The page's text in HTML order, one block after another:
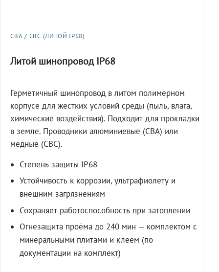
СВА / СВС (ЛИТОЙ IP68)
Литой шинопровод IP68
Герметичный шинопровод в литом полимерном
корпусе для жёстких условий среды (пыль, влага,
химические воздействия). Подходит для прокладки
в земле. Проводники алюминиевые (СВА) или
медные (СВС).
Степень защиты IP68
Устойчивость к коррозии, ультрафиолету и
внешним загрязнениям
Сохраняет работоспособность при затоплении
Огнезащита проёма до 240 мин — комплектом с
минеральными плитами и клеем (по
документации на комплект)